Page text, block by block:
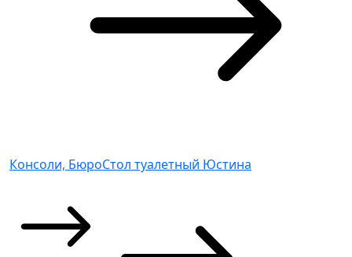
Консоли, БюроСтол туалетный Юстина